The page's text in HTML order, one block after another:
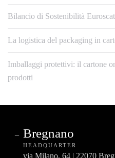
Bilancio di Sostenibilità
La logistica del packaging in
Imballaggi protettivi: il cartone
prodotti
Bregnano
HEADQUARTER
via Milano, 64 | 22070